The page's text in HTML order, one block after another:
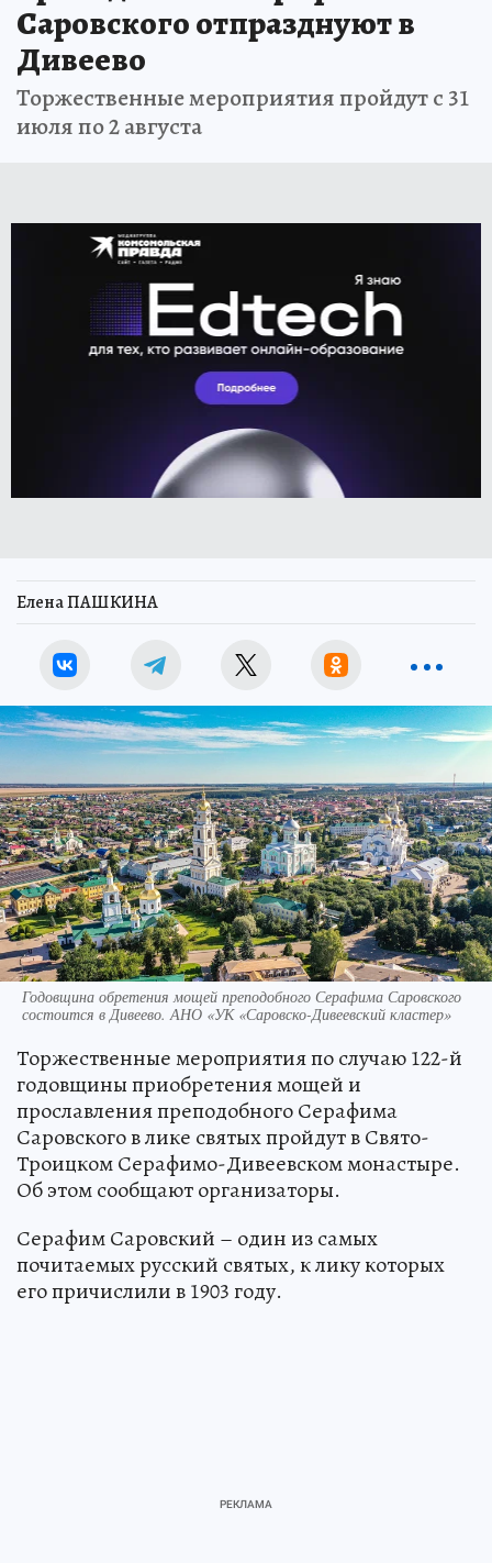
Саровского отпразднуют в
Дивеево
Торжественные мероприятия пройдут с 31
июля по 2 августа
Елена ПАШКИНА
Годовщина обретения мощей преподобного Серафима Саровского
состоится в Дивеево. АНО «УК «Саровско-Дивеевский кластер»
Торжественные мероприятия по случаю 122-й
годовщины приобретения мощей и
прославления преподобного Серафима
Саровского в лике святых пройдут в Свято-
Троицком Серафимо-Дивеевском монастыре.
Об этом сообщают организаторы.
Серафим Саровский – один из самых
почитаемых русский святых, к лику которых
его причислили в 1903 году.